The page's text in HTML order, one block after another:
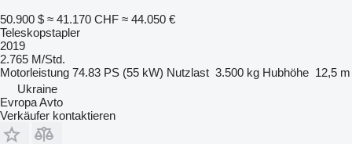
50.900 $ ≈ 41.170 CHF ≈ 44.050 €
Teleskopstapler
2019
2.765 M/Std.
Motorleistung 74.83 PS (55 kW) Nutzlast 3.500 kg Hubhöhe 12,5 m
Ukraine
Evropa Avto
Verkäufer kontaktieren